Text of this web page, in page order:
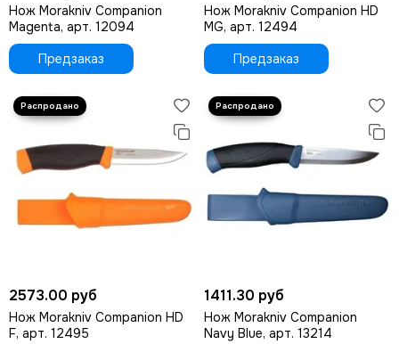
Нож Morakniv Companion
Magenta, арт. 12094
Предзаказ
Нож Morakniv Companion HD
MG, арт. 12494
Предзаказ
2573.00 руб
Нож Morakniv Companion HD
F, арт. 12495
1411.30 руб
Нож Morakniv Companion
Navy Blue, арт. 13214